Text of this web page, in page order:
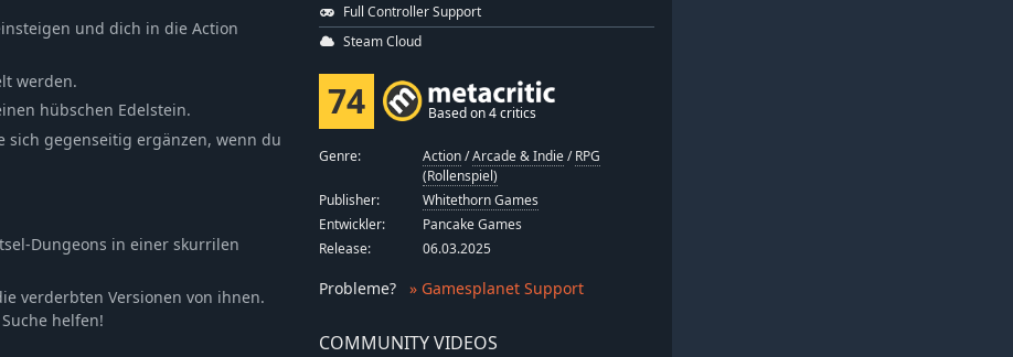
und dich in die Action
werden.
hübschen Edelstein.
sich gegenseitig ergänzen, wenn du
Dungeons in einer skurrilen
verderbten Versionen von ihnen.
helfen!
Full Controller Support
Steam Cloud
74 Based on 4 critics
Genre: Action/Arcade & Indie/RPG
(Rollenspiel)
Publisher:
Whitethorn Games
Entwickler:
Pancake Games
Release:
06.03.2025
Probleme? » Gamesplanet Support
COMMUNITY VIDEOS